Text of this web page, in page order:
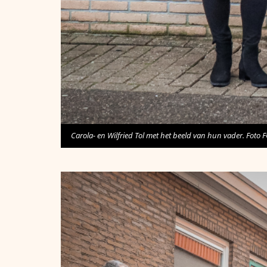
Carola- en Wilfried Tol met het beeld van hun vader. Foto